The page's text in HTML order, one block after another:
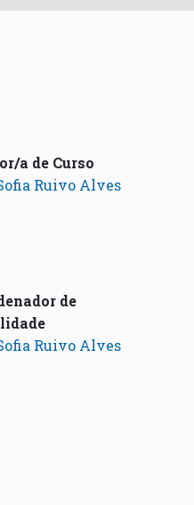
a de Curso
Ruivo Alves
de
Ruivo Alves